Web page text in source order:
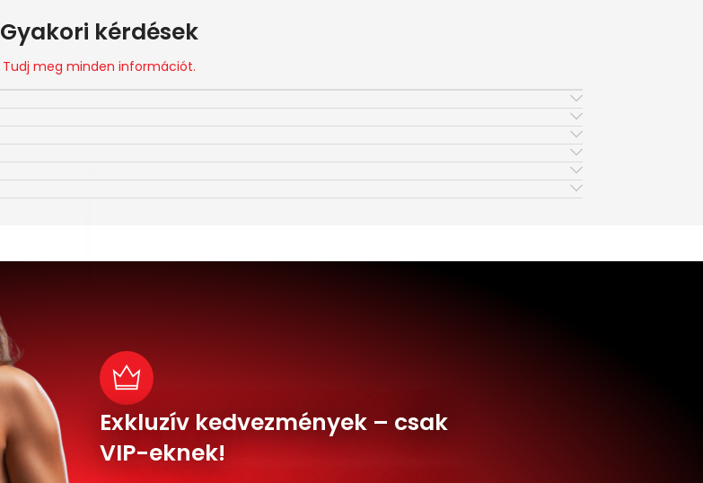
Gyakori kérdések
Tudj meg minden információt.
Exkluzív kedvezmények – csak
VIP-eknek!